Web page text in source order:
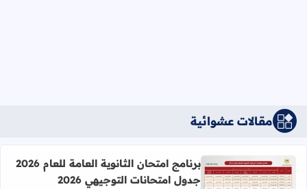
مقالات عشوائية
برنامج امتحان الثانوية العامة للعام 2026
جدول امتحانات التوجيهي 2026